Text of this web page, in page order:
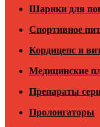
Шарики для
Спортивное
Кордицепс и
Медицинские
Препараты
Пролонгаторы